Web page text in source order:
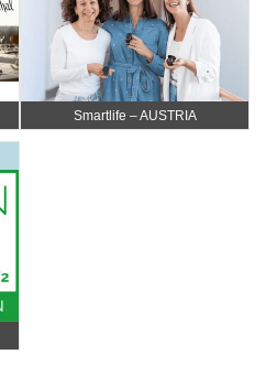
Smartlife – AUSTRIA